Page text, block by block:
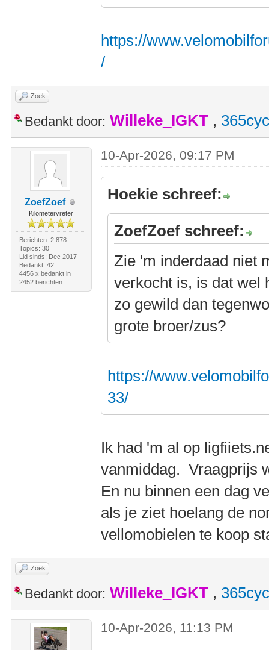
https://
/
Zoek
Bedankt door: Willeke_IGKT ,
ZoefZoef
Kilometervreter
Berichten: 2.878
Topics: 30
Lid sinds: Dec 2017
Bedankt: 42
4456 x bedankt in
2452 berichten
10-Apr-2026, 09:17 PM
Hoekie schreef:
ZoefZoef schreef:
Zie 'm inderdaad niet
verkocht is, is dat wel
zo gewild dan
grote broer/zus?
https://
33/
Ik had 'm al op
vanmiddag. Vraagprijs
En nu binnen een dag
als je ziet hoelang de
vellomobielen te koop
Zoek
Bedankt door: Willeke_IGKT ,
10-Apr-2026, 11:13 PM